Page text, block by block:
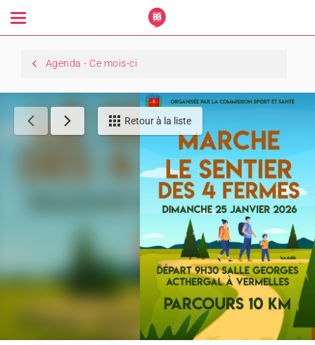
Toggle
navigation
Agenda - Ce mois-ci
Retour à la liste